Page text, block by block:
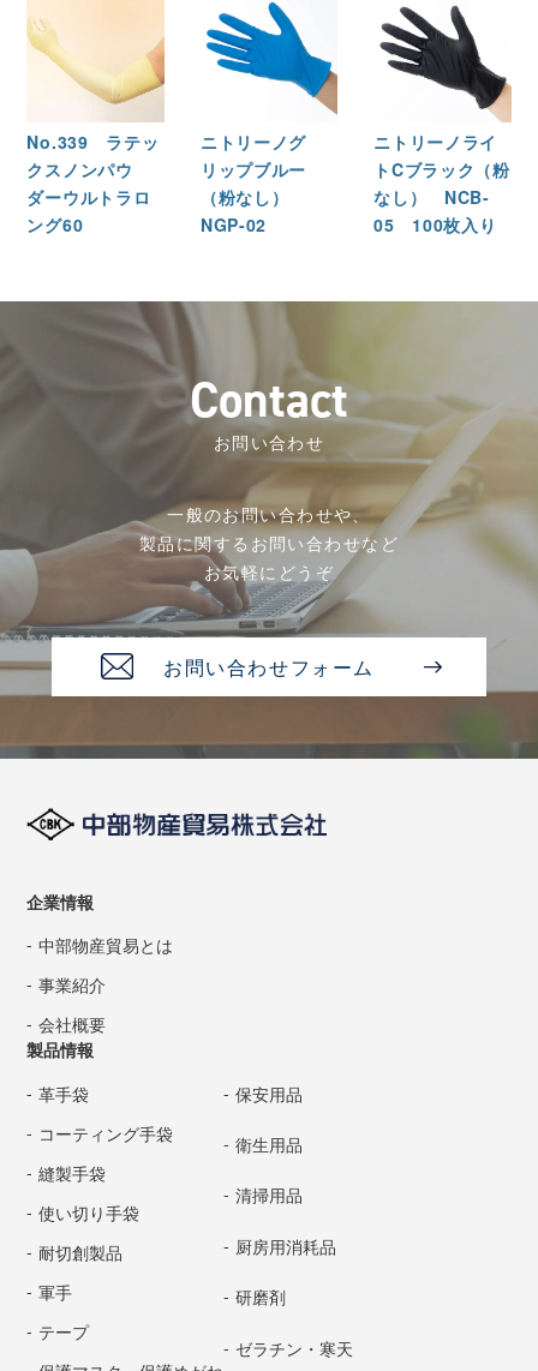
No.339 ラテッ
クスノンパウ
ダーウルトラロ
ング60
ニトリーノグ
リップブルー
（粉なし）
NGP-02
ニトリーノライ
トCブラック（粉
なし） NCB-
05 100枚入り
Contact
お問い合わせ
一般のお問い合わせや、
製品に関するお問い合わせなど
お気軽にどうぞ
お問い合わせフォーム
企業情報
中部物産貿易とは
事業紹介
会社概要
製品情報
革手袋
コーティング手袋
縫製手袋
使い切り手袋
耐切創製品
軍手
テープ
保安用品
衛生用品
清掃用品
厨房用消耗品
研磨剤
ゼラチン・寒天